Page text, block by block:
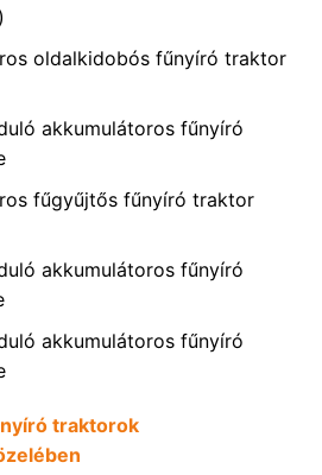
oldalkidobós fűnyíró traktor
akkumulátoros fűnyíró
fűgyűjtős fűnyíró traktor
akkumulátoros fűnyíró
akkumulátoros fűnyíró
traktorok